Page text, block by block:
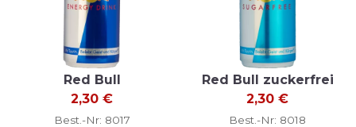
Red Bull
2,30€
Best.-Nr: 8017
Red Bull zuckerfrei
2,30€
Best.-Nr: 8018